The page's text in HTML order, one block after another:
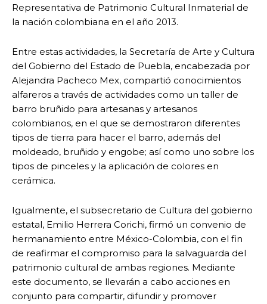
Representativa de Patrimonio Cultural Inmaterial de
la nación colombiana en el año 2013.
Entre estas actividades, la Secretaría de Arte y Cultura
del Gobierno del Estado de Puebla, encabezada por
Alejandra Pacheco Mex, compartió conocimientos
alfareros a través de actividades como un taller de
barro bruñido para artesanas y artesanos
colombianos, en el que se demostraron diferentes
tipos de tierra para hacer el barro, además del
moldeado, bruñido y engobe; así como uno sobre los
tipos de pinceles y la aplicación de colores en
cerámica.
Igualmente, el subsecretario de Cultura del gobierno
estatal, Emilio Herrera Corichi, firmó un convenio de
hermanamiento entre México-Colombia, con el fin
de reafirmar el compromiso para la salvaguarda del
patrimonio cultural de ambas regiones. Mediante
este documento, se llevarán a cabo acciones en
conjunto para compartir, difundir y promover